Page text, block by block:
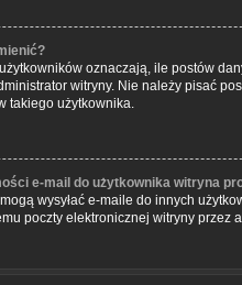
oznaczają, ile postów
witryny. Nie należy pisać
takiego użytkownika.
e-mail do użytkownika witryna
wysyłać e-maile do innych
poczty elektronicznej witryny przez